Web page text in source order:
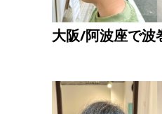
大阪/阿波座で